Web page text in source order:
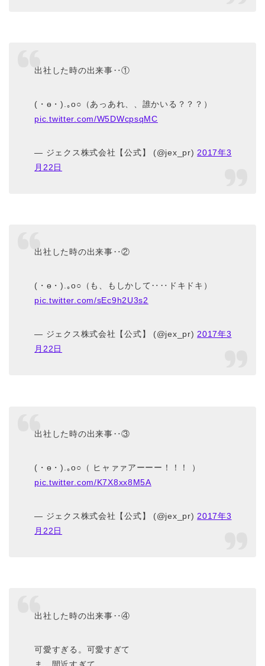
出社した時の出来事‥①
(・ө・).｡o○（あっあれ、、誰かいる？？？）
pic.twitter.com/W5DWcpsqMC
— ジェクス株式会社【公式】 (@jex_pr) 2017年3
月22日
出社した時の出来事‥②
(・ө・).｡o○（も、もしかして‥‥ドキドキ）
pic.twitter.com/sEc9h2U3s2
— ジェクス株式会社【公式】 (@jex_pr)2017年3
月22日
出社した時の出来事‥③
(・ө・).｡o○（ ヒャァァアーーー！！！ ）
pic.twitter.com/K7X8xx8M5A
— ジェクス株式会社【公式】 (@jex_pr) 2017年3
月22日
出社した時の出来事‥④
可愛すぎる。可愛すぎて
ま、間近すぎて